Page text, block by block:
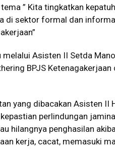
” Kita tingkatkan
di sektor formal dan
Asisten II Setda
BPJS
yang dibacakan Asisten II
perlindungan
hilangnya penghasilan
kerja, cacat, memasuki